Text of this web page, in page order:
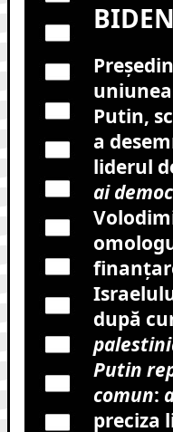
Putin,
a
liderul
ai
după
Putin
comun:
preciza